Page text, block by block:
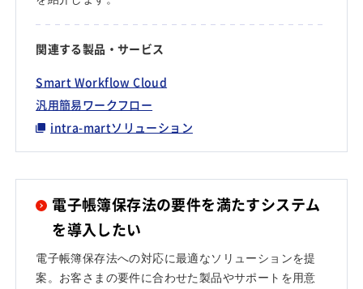
関連する製品・サービス
Smart Workflow Cloud
汎用簡易ワークフロー
intra-martソリューション
電子帳簿保存法の要件を満たすシステム
を導入したい
電子帳簿保存法への対応に最適なソリューションを提
案。お客さまの要件に合わせた製品やサポートを用意